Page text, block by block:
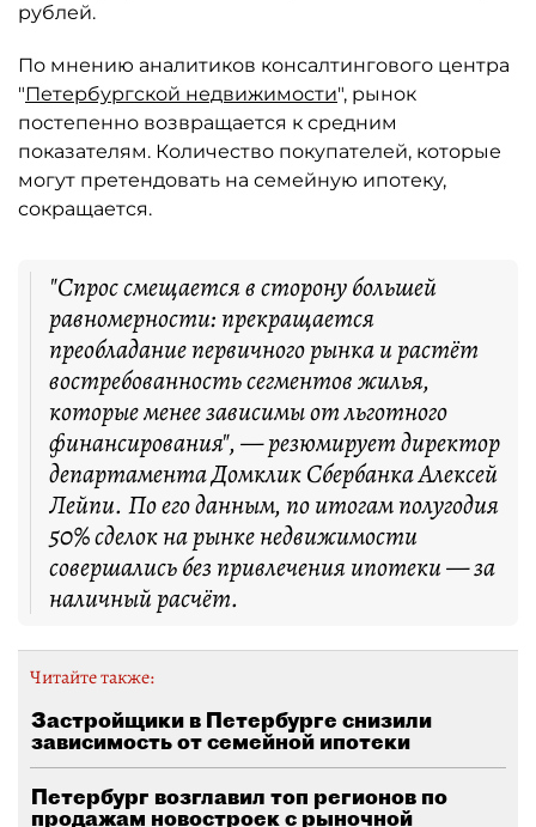
рублей.
По мнению аналитиков консалтингового центра
"Петербургской недвижимости", рынок
постепенно возвращается к средним
показателям. Количество покупателей, которые
могут претендовать на семейную ипотеку,
сокращается.
"Спрос смещается в сторону большей
равномерности: прекращается
преобладание первичного рынка и растёт
востребованность сегментов жилья,
которые менее зависимы от льготного
финансирования", — резюмирует директор
департамента Домклик Сбербанка Алексей
Лейпи. По его данным, по итогам полугодия
50% сделок на рынке недвижимости
совершались без привлечения ипотеки — за
наличный расчёт.
Читайте также:
Застройщики в Петербурге снизили
зависимость от семейной ипотеки
Петербург возглавил топ регионов по
продажам новостроек с рыночной